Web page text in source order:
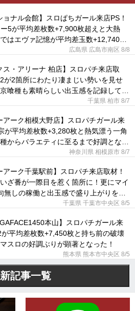
ョナル会館】スロぱちガール来店PS！
5が平均差枚数+7,900枚超えと大熱
はエヴァ記憶が平均差玉数+12,740玉
広島県 広島市南区 8/8
ス・アリーナ 柏店】スロパチ来店取
が2箇所にわたり凄まじい勢いを見せ
喰種も素晴らしい出玉感を記録してい
千葉県 柏市 8/7
アーク相模大野店】スロパチガール来
が平均差枚数+3,280枚と熱気漂う一角
からバラエティに至るまで好調となっ
神奈川県 相模原市 8/7
アーク千葉駅前】スロパチ来店取材！
ざ番が一際目を惹く箇所に！更にマイ
無しの稼働と出玉感で盛り上がりを後
千葉県 千葉市中央区 8/5
本山】スロパチガール来
平均差枚数+7,450枚と持ち前の破壊
スロの好調ぶりが顕著となった！
熊本県 熊本市中央区 8/5
記事一覧